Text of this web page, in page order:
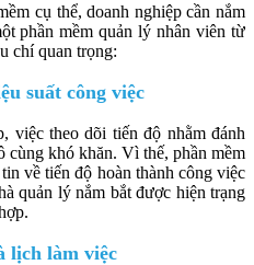
cụ thể, doanh nghiệp cần nắm
phần mềm quản lý nhân viên từ
chí quan trọng:
suất công việc
việc theo dõi tiến độ nhằm đánh
cùng khó khăn. Vì thế, phần mềm
về tiến độ hoàn thành công việc
quản lý nắm bắt được hiện trạng
lịch làm việc